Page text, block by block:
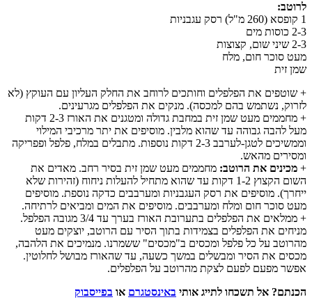
לרוטב:
1 קופסא (260 מ"ל) רסק עגבניות
2-3 כוסות מים
2-3 שיני שום, קצוצות
מעט סוכר חום, מלח
שמן זית
+ שוטפים את הפלפלים וחותכים לרוחב את החלק העליון עם העוקץ (לא
לזרוק, נשתמש בהם למכסה). מנקים את הפלפלים מגרעינים.
+ מחממים מעט שמן זית במחבת גדולה ומטגנים את האורז 2-3 דקות
מעל להבה גבוהה עד שהוא מלבין. מוסיפים את יתר מרכיבי המילוי
וממשיכים לטגן-לערבב 2-3 דקות נוספות. מתבלים במלח, פלפל ופפריקה
ומסירים מהאש.
+ מכינים את הרוטב: מחממים מעט שמן זית בסיר רחב. מאדים את
השום הקצוץ 1-2 דקות עד שהוא מתחיל להעלות ניחוח (זהירות שלא
ייחרך). מוסיפים את רסק העגבניות ומערבבים כדקה נוספת. מוסיפים
מעט סוכר חום ומלח ומערבבים. מוסיפים את המים ומביאים לרתיחה.
+ ממלאים את הפלפלים בתערובת האורז בערך עד 3/4 מגובה הפלפל.
מניחים את הפלפלים בצמידות בתוך הסיר עם הרוטב, יוצקים מעט
מהרוטב על כל פלפל ומכסים ב"מכסים" ששמרנו. מנמיכים את הלהבה,
מכסים את הסיר ומבשלים במשך כשעה, עד שהאורז מבושל לחלוטין.
אפשר מפעם לפעם לצקת מהרוטב על הפלפלים.
הכנתם? אל תשכחו לתייג אותי באינסטגרם או בפייסבוק